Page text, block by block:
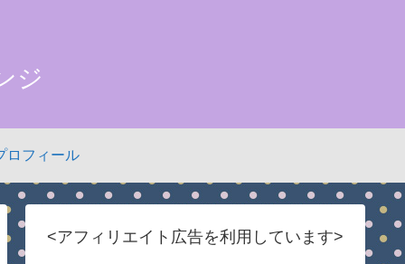
ジ
ロフィール
<アフィリエイト広告を利用しています>